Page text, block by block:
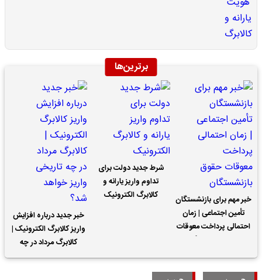
برترین‌ها
خبر مهم برای بازنشستگان
تأمین اجتماعی | زمان
احتمالی پرداخت معوقات
شرط جدید دولت برای
تداوم واریز یارانه و
کالابرگ الکترونیک
خبر جدید درباره افزایش
واریز کالابرگ الکترونیک |
کالابرگ مرداد در چه
تاریخی واریز خواهد شد؟